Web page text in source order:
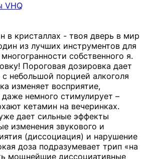
VHQ
в кристаллах - твоя дверь в мир
из лучших инструментов для
собственного я.
Пороговая дозировка дает
небольшой порцией алкоголя
изменяет восприятие,
немного стимулирует –
кетамин на вечеринках.
дает сильные эффекты
изменения звукового и
(диссоциация) и нарушение
доза подразумевает трип «на
мощнейшие диссоциативные